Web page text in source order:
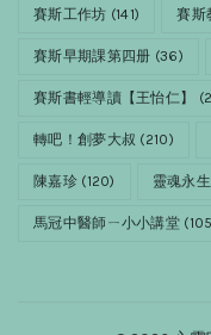
賽斯工作坊 (141) 賽斯
賽斯早期課第四册 (36)
賽斯書輕導讀【王怡仁】
轉吧！創夢大叔 (210)
陳嘉珍(120) 靈魂永生
馬冠中醫師ㄧ小小講堂